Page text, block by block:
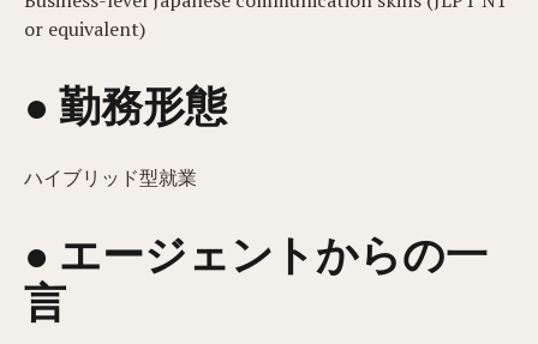
or equivalent)
● 勤務形態
ハイブリッド型就業
● エージェントからの一
言